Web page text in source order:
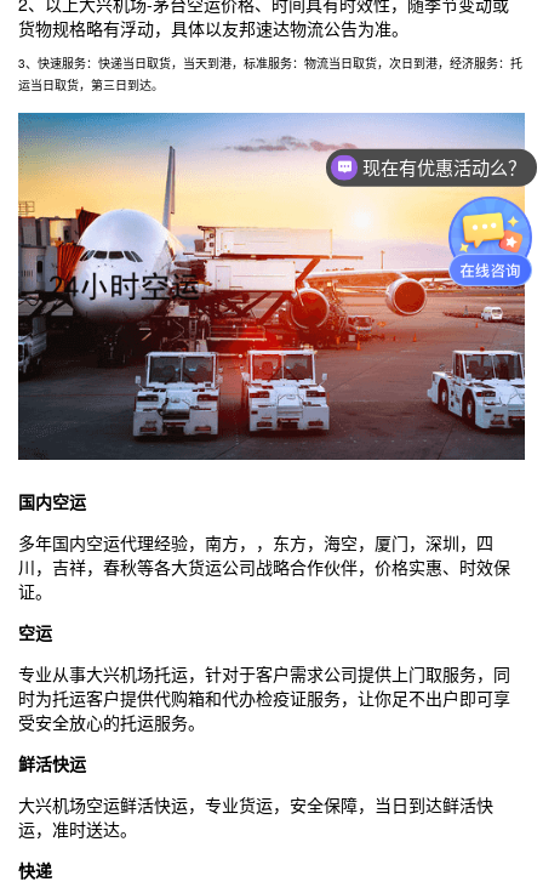
货物规格略有浮动，具体以友邦速达物流公告为准。
3、快速服务：快递当日取货，当天到港，标准服务：物流当日取货，次日到港，经济服务：托
运当日取货，第三日到达。
国内空运
多年国内空运代理经验，南方，，东方，海空，厦门，深圳，四
川，吉祥，春秋等各大货运公司战略合作伙伴，价格实惠、时效保
证。
空运
专业从事大兴机场托运，针对于客户需求公司提供上门取服务，同
时为托运客户提供代购箱和代办检疫证服务，让你足不出户即可享
受安全放心的托运服务。
鲜活快运
大兴机场空运鲜活快运，专业货运，安全保障，当日到达鲜活快
运，准时送达。
快递
现在有优惠活动么？